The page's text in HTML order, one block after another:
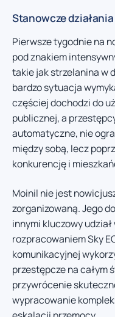
Stanowcze
Pierwsze tygodnie na
pod znakiem
takie jak strzelanina w
bardzo sytuacja
częściej dochodzi do
publicznej, a
automatyczne, nie
między sobą, lecz
konkurencję i
Moinil nie jest
zorganizowaną. Jego
innymi kluczowy
rozpracowaniem Sky
komunikacyjnej
przestępcze na całym
przywrócenie
wypracowanie